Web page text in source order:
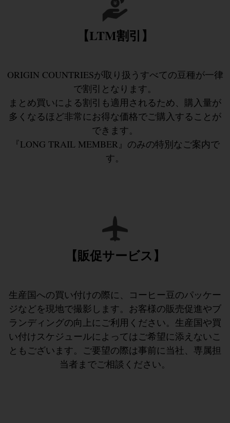
【LTM割引】
ORIGIN COUNTRIESが取り扱うすべての豆種が一律
で割引となります。
まとめ買いによる割引も適用されるため、購入量が
多くなるほど非常にお得な価格でご購入することが
できます。
『LONG TRAIL MEMBER』のみの特別なご案内で
す。
【販促サービス】
生産国への買い付けの際に、コーヒー豆のパッケー
ジなどを現地で撮影します。お客様の販売促進やブ
ランディングの向上にご利用ください。生産国や買
い付けスケジュールによってはご希望に添えないこ
ともございます。ご要望の際は事前に当社、専属担
当者までご相談ください。